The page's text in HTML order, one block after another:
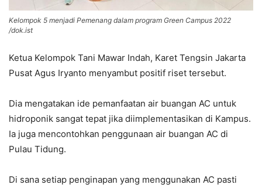
Kelompok 5 menjadi Pemenang dalam program Green Campus 2022
/dok.ist
Ketua Kelompok Tani Mawar Indah, Karet Tengsin Jakarta
Pusat Agus Iryanto menyambut positif riset tersebut.
Dia mengatakan ide pemanfaatan air buangan AC untuk
hidroponik sangat tepat jika diimplementasikan di Kampus.
Ia juga mencontohkan penggunaan air buangan AC di
Pulau Tidung.
Di sana setiap penginapan yang menggunakan AC pasti